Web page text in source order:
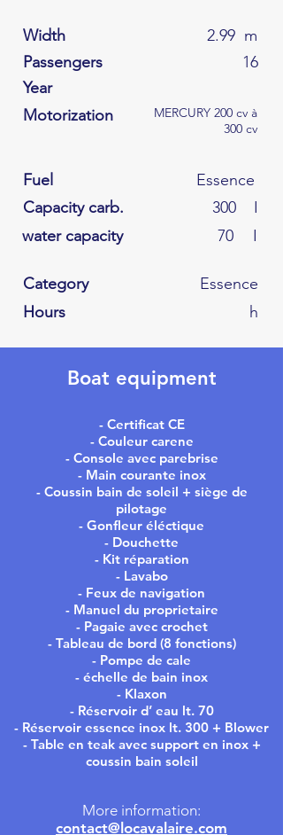
Width 2.99 m
Passengers
16
Year
Motorization
MERCURY 200 cv à
300 cv
Fuel
Essence
Capacity carb.
300
I
water capacity
70 I
Category
Essence
Hours
h
Boat equipment
- Certificat CE
- Couleur carene
- Console avec parebrise
- Main courante inox
- Coussin bain de soleil + siège de
pilotage
- Gonfleur éléctique
- Douchette
- Kit réparation
- Lavabo
- Feux de navigation
- Manuel du proprietaire
- Pagaie avec crochet
- Tableau de bord (8 fonctions)
- Pompe de cale
- échelle de bain inox
- Klaxon
- Réservoir d’ eau lt. 70
- Réservoir essence inox lt. 300 + Blower
- Table en teak avec support en inox +
coussin bain soleil
More information:
contact@locavalaire.com